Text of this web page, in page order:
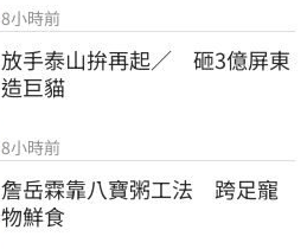
8小時前
放手泰山拚再起／　砸3億屏東
造巨貓
8小時前
詹岳霖靠八寶粥工法　跨足寵
物鮮食